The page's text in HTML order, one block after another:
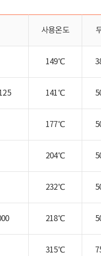
사용온도
149℃
141℃
177℃
204℃
232℃
218℃
315℃